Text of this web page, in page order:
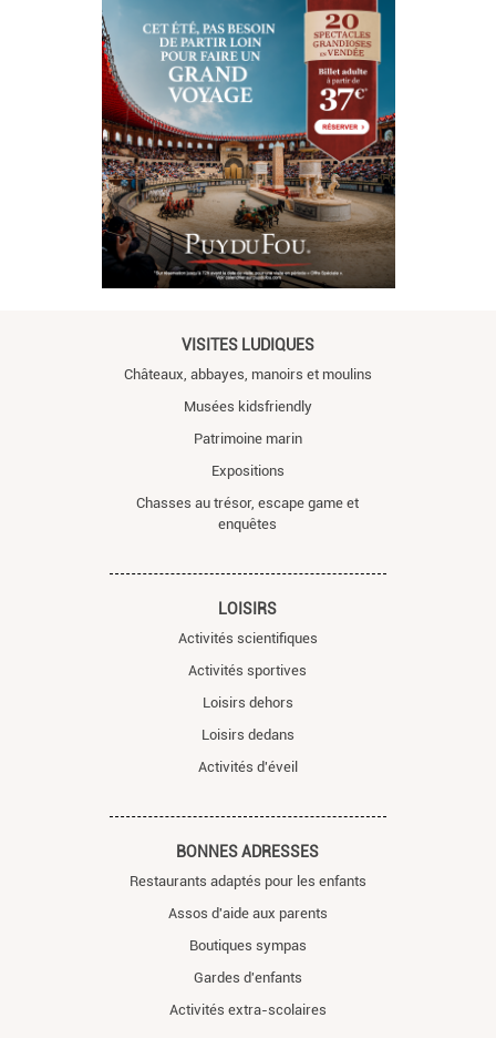
VISITES LUDIQUES
Châteaux, abbayes, manoirs et moulins
Musées kidsfriendly
Patrimoine marin
Expositions
Chasses au trésor, escape game et
enquêtes
LOISIRS
Activités scientifiques
Activités sportives
Loisirs dehors
Loisirs dedans
Activités d'éveil
BONNES ADRESSES
Restaurants adaptés pour les enfants
Assos d'aide aux parents
Boutiques sympas
Gardes d'enfants
Activités extra-scolaires